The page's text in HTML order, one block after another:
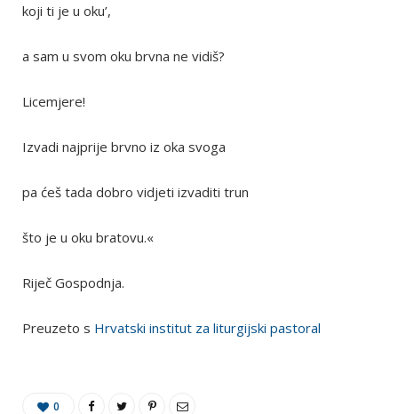
koji ti je u oku’,
a sam u svom oku brvna ne vidiš?
Licemjere!
Izvadi najprije brvno iz oka svoga
pa ćeš tada dobro vidjeti izvaditi trun
što je u oku bratovu.«
Riječ Gospodnja.
Preuzeto s Hrvatski institut za liturgijski pastoral
0